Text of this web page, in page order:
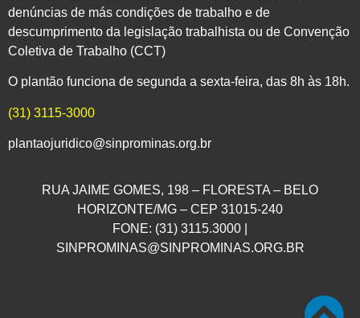
denúncias de más condições de trabalho e de
descumprimento da legislação trabalhista ou de Convenção
Coletiva de Trabalho (CCT)
O plantão funciona de segunda a sexta-feira, das 8h às 18h.
(31) 3115-3000
plantaojuridico@sinprominas.org.br
RUA JAIME GOMES, 198 – FLORESTA – BELO
HORIZONTE/MG – CEP 31015-240
FONE: (31) 3115.3000 |
SINPROMINAS@SINPROMINAS.ORG.BR